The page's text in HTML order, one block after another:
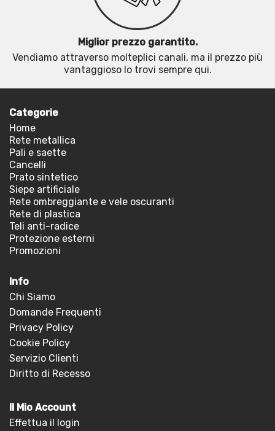
Miglior prezzo garantito.
Vendiamo attraverso molteplici canali, ma il prezzo più
vantaggioso lo trovi sempre qui.
Categorie
Home
Rete metallica
Pali e saette
Cancelli
Prato sintetico
Siepe artificiale
Rete ombreggiante e vele oscuranti
Rete di plastica
Teli anti-radice
Protezione esterni
Promozioni
Info
Chi Siamo
Domande Frequenti
Privacy Policy
Cookie Policy
Servizio Clienti
Diritto di Recesso
Il Mio Account
Effettua il login